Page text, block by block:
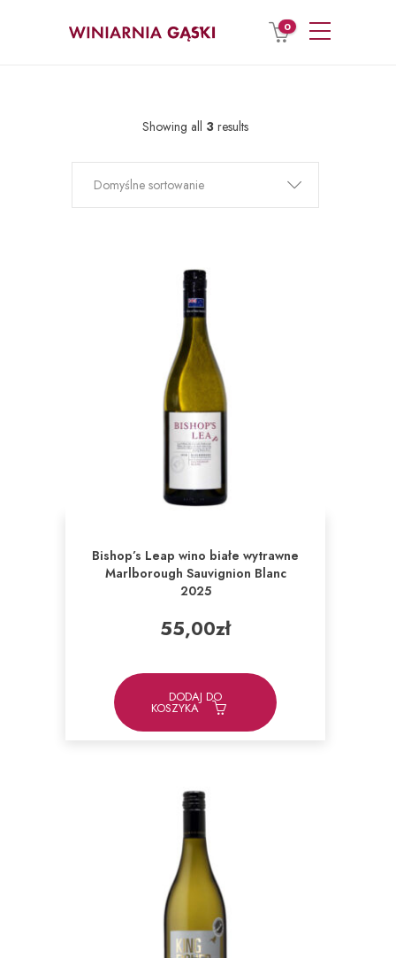
0
Showing all 3 results
Domyślne sortowanie
Bishop’s Leap wino białe wytrawne
Marlborough Sauvignion Blanc
2025
55,00zł
DODAJ DO
KOSZYKA